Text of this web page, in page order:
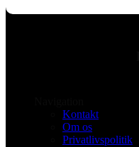
Kontakt
Om os
Privatlivspolitik